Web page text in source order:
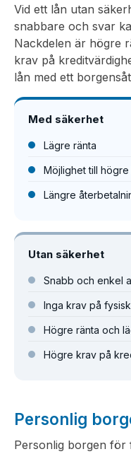
Vid ett lån utan
snabbare och svar
Nackdelen är högre
krav på
lån med ett
Med säkerhet
Lägre ränta
Möjlighet till
Längre
Utan säkerhet
Snabb och enkel
Inga krav på
Högre ränta och
Högre krav på
Personlig
Personlig borgen för